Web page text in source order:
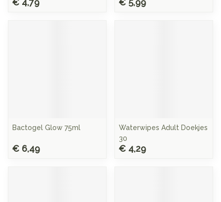
€ 4,79 € 5,99
Bactogel Glow 75ml
€ 6,49
Waterwipes Adult Doekjes
30
€ 4,29